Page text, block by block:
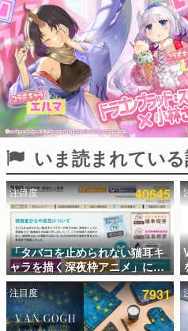
電ファミのいま読まれている記事
アプリセール情報
インタビュー
連載・特集一覧
殿堂入り記事
SNS拡散数が数千以上
ど。多くの人々に読ま
事をまとめました。
ゲームの企画書
名作ゲームクリエイタ
聞きし、ヒットする企
きます。
赫本
この物語を解いてはい
の形をした短編ホラー
いま読まれてい
注目度 40645
「タバコを止められない猫耳キ
ャラを描く深夜枠アニメ」に視
聴者の一部から批判意見。違法
薬物の使用と思しき描写も含め
て、BPOが議論を交わす
注目度 7931